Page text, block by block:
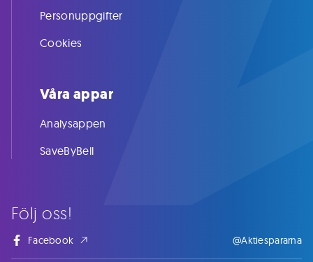
Följ oss!
Facebook @Aktiespararna
Personuppgifter
Cookies
Våra appar
Analysappen
SaveByBell